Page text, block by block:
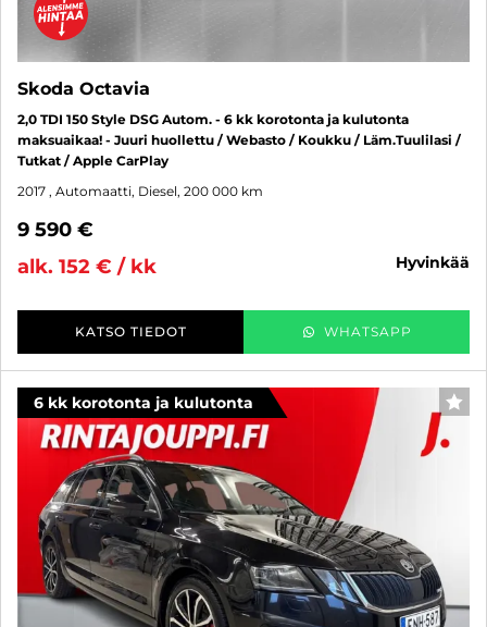
Skoda Octavia
2,0 TDI 150 Style DSG Autom. - 6 kk korotonta ja kulutonta
maksuaikaa! - Juuri huollettu / Webasto / Koukku / Läm.Tuulilasi /
Tutkat / Apple CarPlay
2017 , Automaatti, Diesel, 200 000 km
9 590 €
alk. 152 € / kk
hyvinkää
KATSO TIEDOT WHATSAPP
6 kk korotonta ja kulutonta